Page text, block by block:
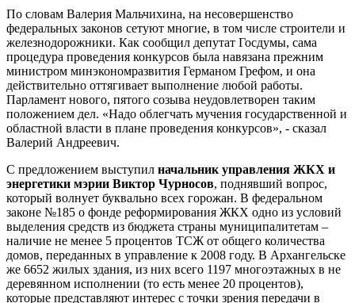
По словам Валерия Мальчихина, на несовершенство
федеральных законов сетуют многие, в том числе строители и
железнодорожники. Как сообщил депутат Госдумы, сама
процедура проведения конкурсов была навязана прежним
министром минэкономразвития Германом Грефом, и она
действительно оттягивает выполнение любой работы.
Парламент нового, пятого созыва неудовлетворен таким
положением дел. «Надо облегчать мучения государственной и
областной власти в плане проведения конкурсов», - сказал
Валерий Андреевич.
С предложением выступил начальник управления ЖКХ и
энергетики мэрии Виктор Чурносов, поднявший вопрос,
который волнует буквально всех горожан. В федеральном
законе №185 о фонде реформирования ЖКХ одно из условий
выделения средств из бюджета страны муниципалитетам –
наличие не менее 5 процентов ТСЖ от общего количества
домов, переданных в управление к 2008 году. В Архангельске
же 6652 жилых здания, из них всего 1197 многоэтажных в не
деревянном исполнении (то есть менее 20 процентов),
которые представляют интерес с точки зрения передачи в